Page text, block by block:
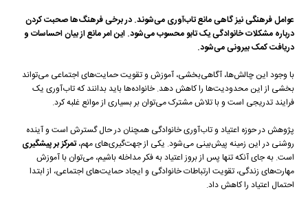
عوامل فرهنگی نیز گاهی مانع تاب‌آوری می‌شوند. در برخی فرهنگ‌ها صحبت کردن
درباره مشکلات خانوادگی یک تابو محسوب می‌شود. این امر مانع از بیان احساسات و
دریافت کمک بیرونی می‌شود.
با وجود این چالش‌ها، آگاهی‌بخشی، آموزش و تقویت حمایت‌های اجتماعی می‌تواند
بخشی از این محدودیت‌ها را کاهش دهد. خانواده‌ها باید بدانند که تاب‌آوری یک
فرایند تدریجی است و با تلاش مشترک می‌توان بر بسیاری از موانع غلبه کرد.
پژوهش‌ در حوزه اعتیاد و تاب‌آوری خانوادگی همچنان در حال گسترش است و آینده
روشنی در این زمینه پیش‌بینی می‌شود. یکی از جهت‌گیری‌های مهم، تمرکز بر پیشگیری
است. به جای آنکه تنها پس از بروز اعتیاد به فکر مداخله باشیم، می‌توان با آموزش
مهارت‌های زندگی، تقویت ارتباطات خانوادگی و ایجاد حمایت‌های اجتماعی، از ابتدا
احتمال اعتیاد را کاهش داد.